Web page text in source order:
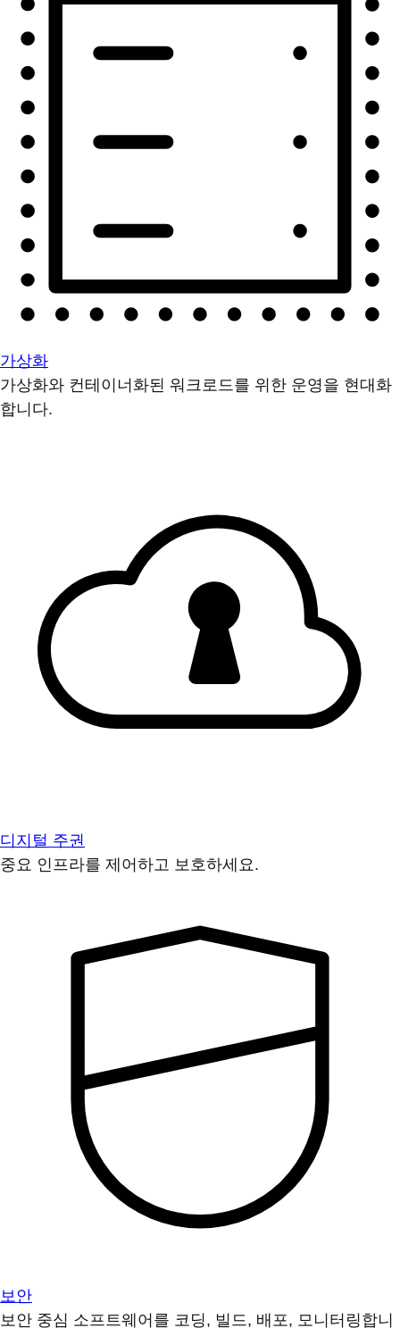
가상화
가상화와 컨테이너화된 워크로드를 위한 운영을 현대화
합니다.
디지털 주권
중요 인프라를 제어하고 보호하세요.
보안
보안 중심 소프트웨어를 코딩, 빌드, 배포, 모니터링합니